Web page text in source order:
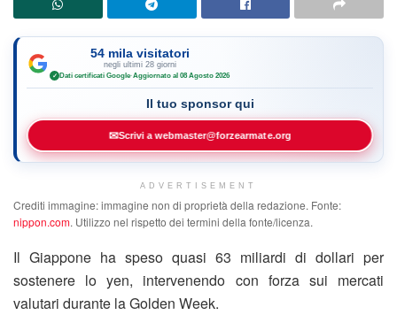
54 mila visitatori
negli ultimi 28 giorni
✓ Dati certificati Google·Aggiornato al 08 Agosto 2026
Il tuo sponsor qui
✉Scrivi a webmaster@forzearmate.org
ADVERTISEMENT
Crediti immagine: immagine non di proprietà della redazione. Fonte:
nippon.com. Utilizzo nel rispetto dei termini della fonte/licenza.
Il Giappone ha speso quasi 63 miliardi di dollari per
sostenere lo yen, intervenendo con forza sui mercati
valutari durante la Golden Week.